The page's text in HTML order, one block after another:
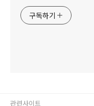
구독하기
관련사이트